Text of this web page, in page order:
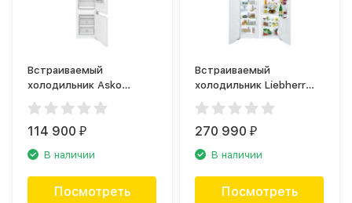
Встраиваемый
холодильник Asko
RFN31831i
114 900₽
В наличии
Посмотреть
Встраиваемый
холодильник Liebherr
SBS 70I4 (SIGN 3576+IKB
3560)
270 990₽
В наличии
Посмотреть